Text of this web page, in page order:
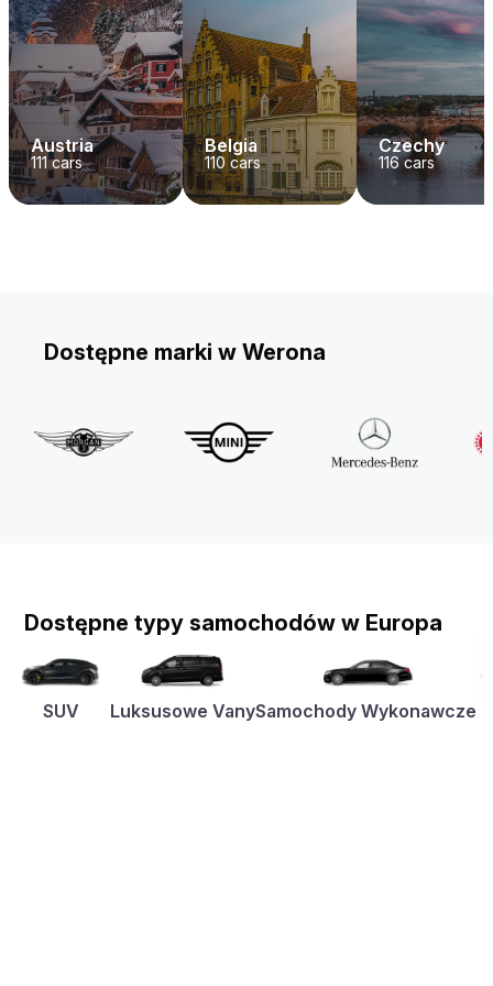
Austria
111cars
Belgia
110 cars
Czechy
116cars
Dostępne marki w Werona
Dostępne typy samochodów w Europa
SUV Luksusowe VanySamochody Wykonawcze